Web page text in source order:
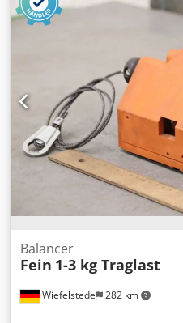
Wiefelstede 282 km
Balancer
Fein 1-3 kg Traglast